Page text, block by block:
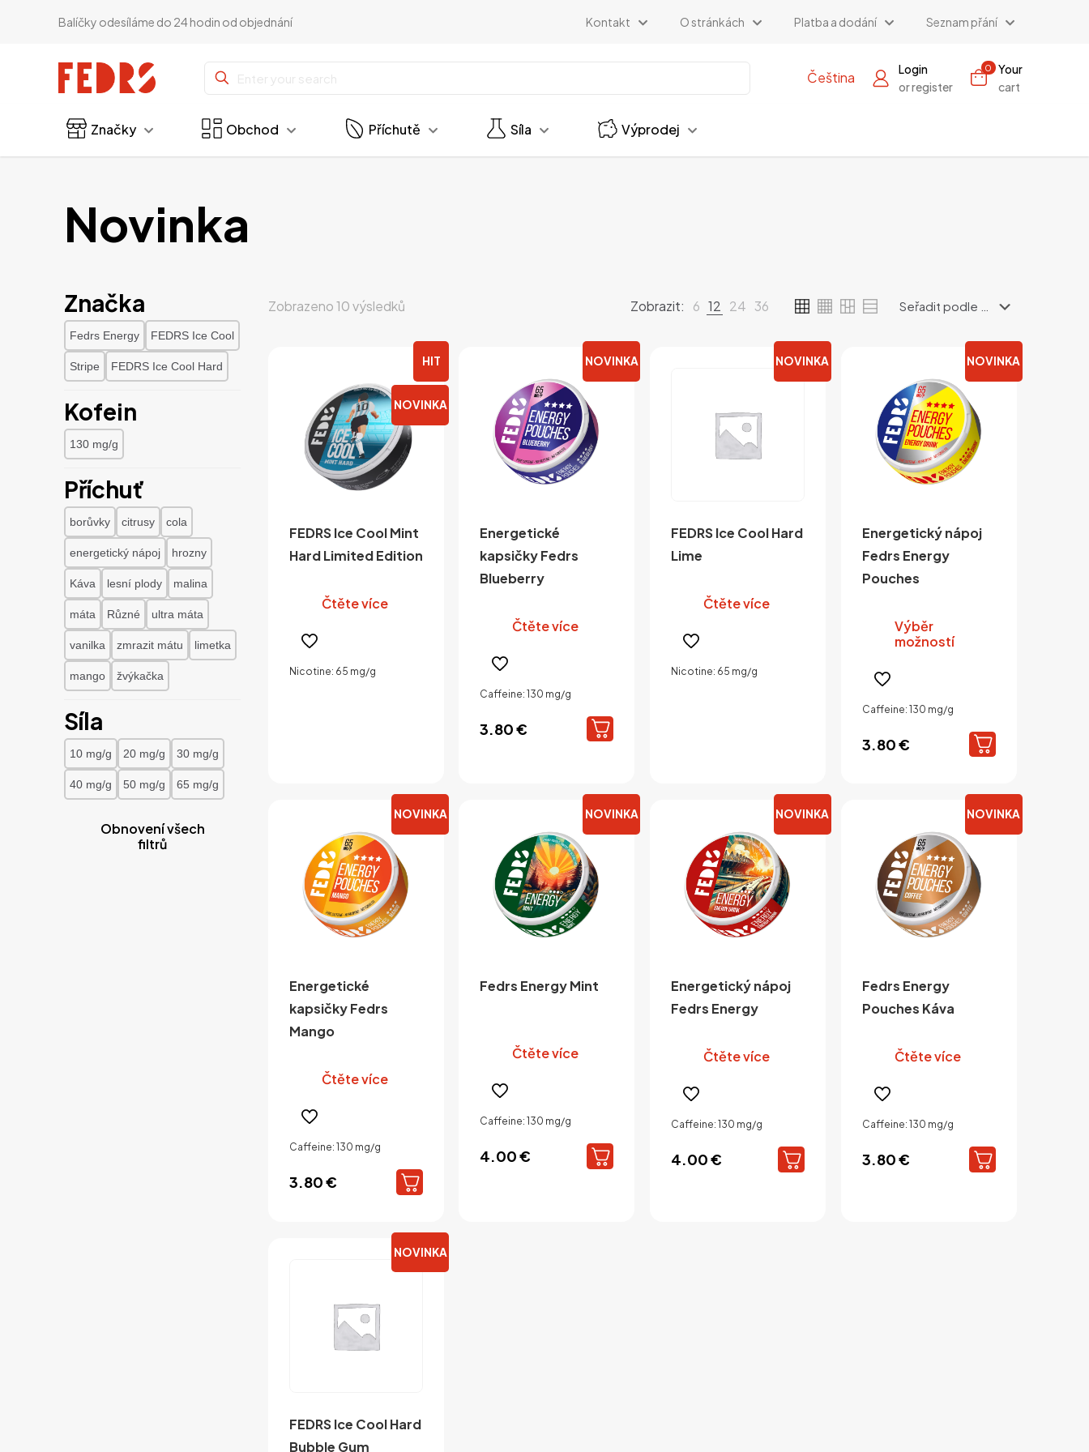
Balíčky odesíláme do 24 hodin od objednání Kontakt O stránkách Platba a dodání Seznam přání
Čeština
Login
or register
0
Your
cart
Značky Obchod Příchutě Síla Výprodej
Novinka
Značka
Fedrs Energy FEDRS Ice Cool
Stripe FEDRS Ice Cool Hard
Kofein
130 mg/g
Příchuť
borůvky citrusy cola
energetický nápoj hrozny
Káva lesní plody malina
máta Různé ultra máta
vanilka zmrazit mátu limetka
mango žvýkačka
Síla
10 mg/g 20 mg/g 30 mg/g
40 mg/g 50 mg/g 65 mg/g
Obnovení všech
filtrů
Zobrazeno 10 výsledkůSeřazeno
oblíbenosti
Zobrazit: 6 12 24 36
HIT
NOVINKA
FEDRS Ice Cool Mint
Hard Limited Edition
Čtěte více
Nicotine: 65 mg/g
NOVINKA
Energetické
kapsičky Fedrs
Blueberry
Čtěte více
Caffeine: 130 mg/g
3.80€
NOVINKA
FEDRS Ice Cool Hard
Lime
Čtěte více
Nicotine: 65 mg/g
NOVINKA
Energetický nápoj
Fedrs Energy
Pouches
Výběr
možností
Tento
má
variant.
stránce
produktu
Caffeine: 130 mg/g
3.80€
NOVINKA
Energetické
kapsičky Fedrs
Mango
Čtěte více
Caffeine: 130 mg/g
3.80€
NOVINKA
Fedrs Energy Mint
Čtěte více
Caffeine: 130 mg/g
4.00€
NOVINKA
Energetický nápoj
Fedrs Energy
Čtěte více
Caffeine: 130 mg/g
4.00€
NOVINKA
Fedrs Energy
Pouches Káva
Čtěte více
Caffeine: 130 mg/g
3.80€
NOVINKA
FEDRS Ice Cool Hard
Bubble Gum